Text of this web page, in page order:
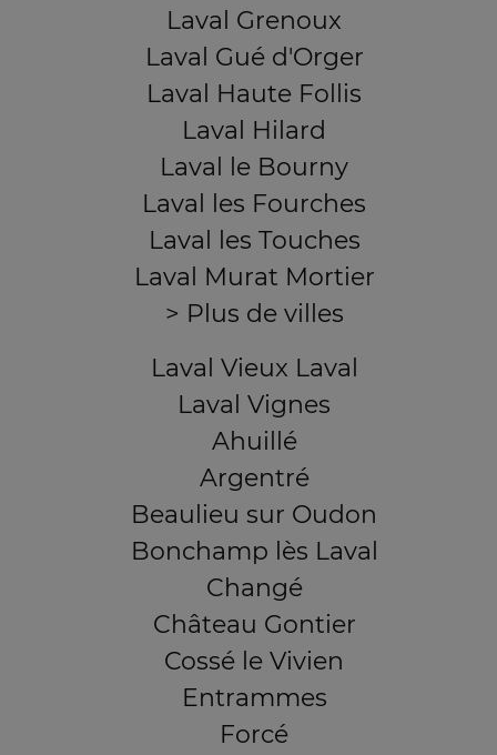
Laval Grenoux
Laval Gué d'Orger
Laval Haute Follis
Laval Hilard
Laval le Bourny
Laval les Fourches
Laval les Touches
Laval Murat Mortier
> Plus de villes
Laval Vieux Laval
Laval Vignes
Ahuillé
Argentré
Beaulieu sur Oudon
Bonchamp lès Laval
Changé
Château Gontier
Cossé le Vivien
Entrammes
Forcé